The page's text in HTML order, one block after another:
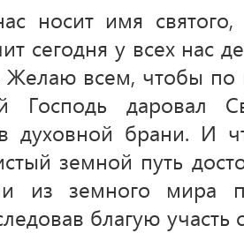
носит имя
сегодня у всех нас
Желаю всем, чтобы
Господь даровал
духовной брани. И
земной путь
из земного мира
благую